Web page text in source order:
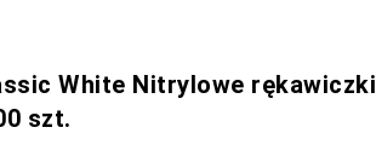
White Nitrylowe rękawiczki
szt.